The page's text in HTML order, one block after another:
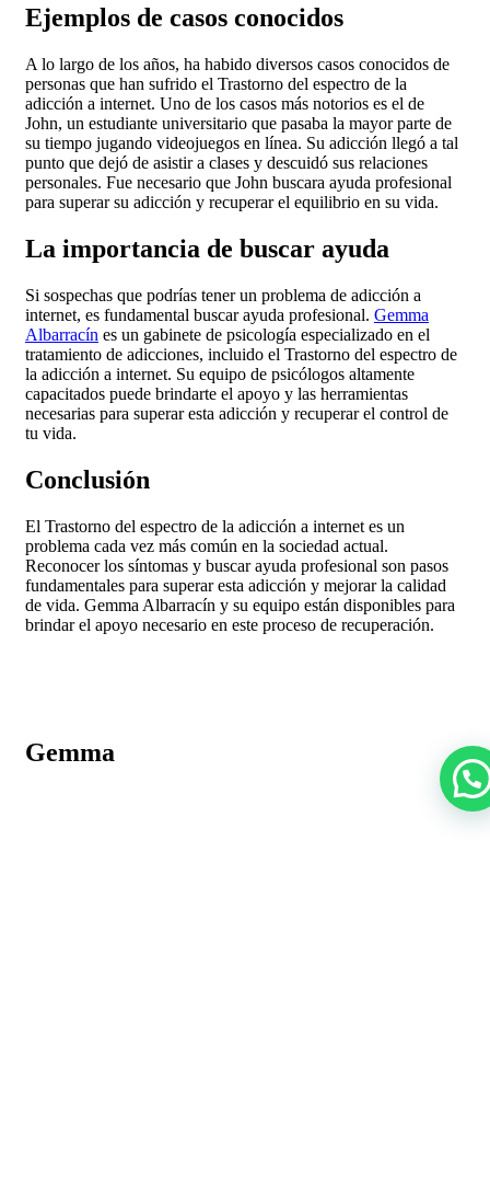
Ejemplos de casos conocidos
A lo largo de los años, ha habido diversos casos conocidos de
personas que han sufrido el Trastorno del espectro de la
adicción a internet. Uno de los casos más notorios es el de
John, un estudiante universitario que pasaba la mayor parte de
su tiempo jugando videojuegos en línea. Su adicción llegó a tal
punto que dejó de asistir a clases y descuidó sus relaciones
personales. Fue necesario que John buscara ayuda profesional
para superar su adicción y recuperar el equilibrio en su vida.
La importancia de buscar ayuda
Si sospechas que podrías tener un problema de adicción a
internet, es fundamental buscar ayuda profesional. Gemma
Albarracín es un gabinete de psicología especializado en el
tratamiento de adicciones, incluido el Trastorno del espectro de
la adicción a internet. Su equipo de psicólogos altamente
capacitados puede brindarte el apoyo y las herramientas
necesarias para superar esta adicción y recuperar el control de
tu vida.
Conclusión
El Trastorno del espectro de la adicción a internet es un
problema cada vez más común en la sociedad actual.
Reconocer los síntomas y buscar ayuda profesional son pasos
fundamentales para superar esta adicción y mejorar la calidad
de vida. Gemma Albarracín y su equipo están disponibles para
brindar el apoyo necesario en este proceso de recuperación.
Gemma